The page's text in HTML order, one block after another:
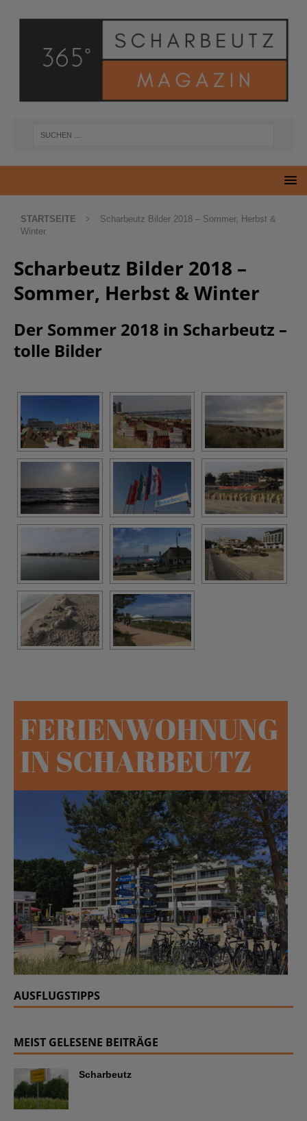
STARTSEITE
Scharbeutz Bilder 2018 – Sommer, Herbst &
Winter
Scharbeutz Bilder 2018 –
Sommer, Herbst & Winter
Der Sommer 2018 in Scharbeutz –
tolle Bilder
AUSFLUGSTIPPS
MEIST GELESENE BEITRÄGE
Scharbeutz